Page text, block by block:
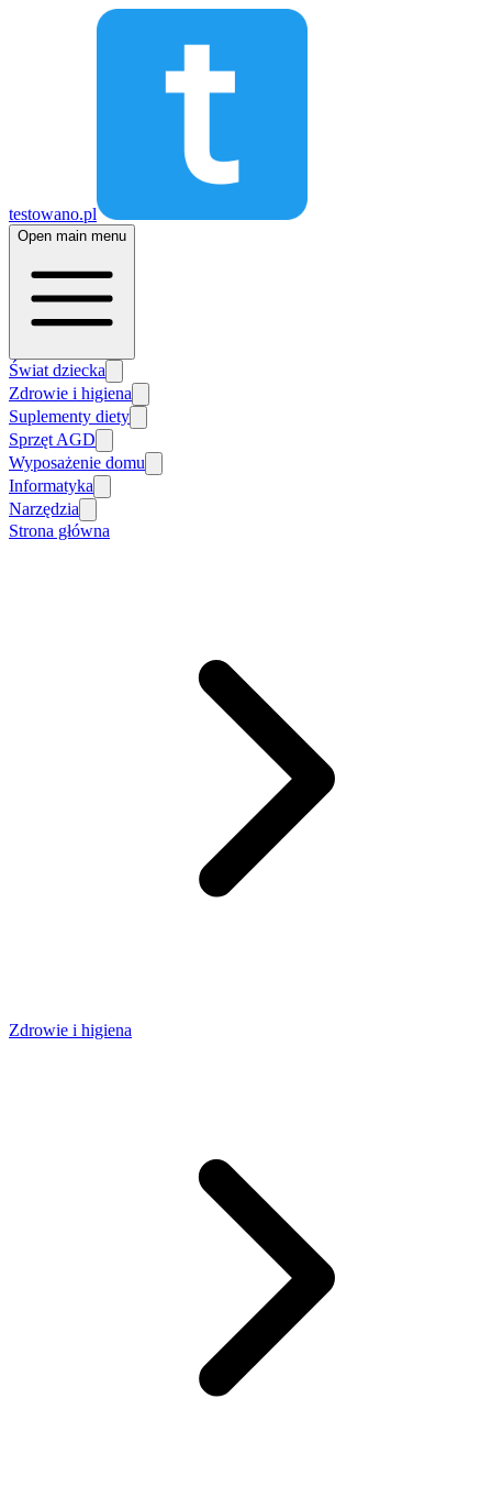
testowano.pl
Open main menu
Świat dziecka
Zdrowie i higiena
Suplementy diety
Sprzęt AGD
Wyposażenie domu
Informatyka
Narzędzia
Strona główna
Zdrowie i higiena